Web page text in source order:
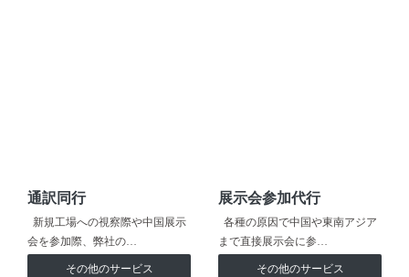
通訳同行
新規工場への視察際や中国展示
会を参加際、弊社の…
その他のサービス
展示会参加代行
各種の原因で中国や東南アジア
まで直接展示会に参…
その他のサービス